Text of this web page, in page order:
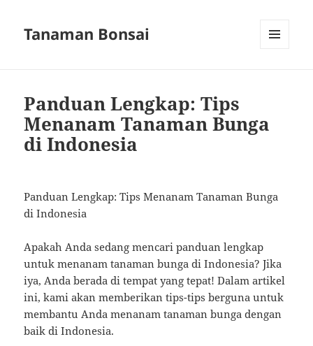
Tanaman Bonsai
Panduan Lengkap: Tips
Menanam Tanaman Bunga
di Indonesia
Panduan Lengkap: Tips Menanam Tanaman Bunga
di Indonesia
Apakah Anda sedang mencari panduan lengkap
untuk menanam tanaman bunga di Indonesia? Jika
iya, Anda berada di tempat yang tepat! Dalam artikel
ini, kami akan memberikan tips-tips berguna untuk
membantu Anda menanam tanaman bunga dengan
baik di Indonesia.